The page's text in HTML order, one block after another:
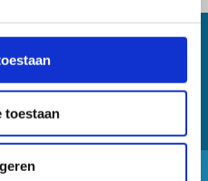
toestaan
ons gamma?
ons gerust!